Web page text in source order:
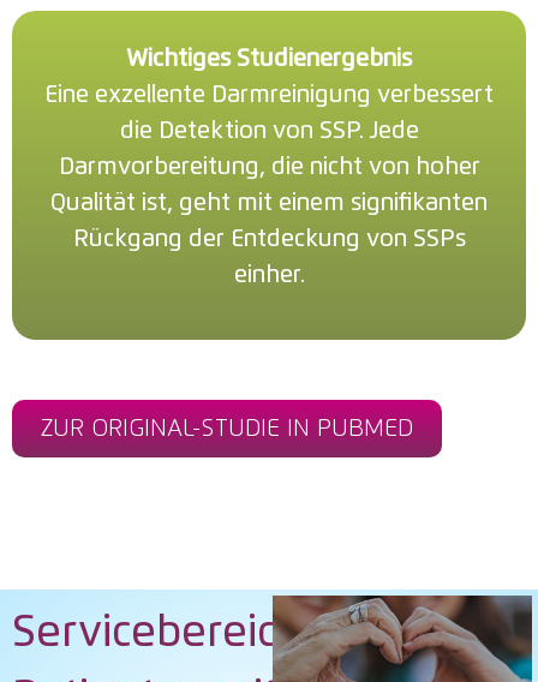
Wichtiges Studienergebnis
Eine exzellente Darmreinigung verbessert
die Detektion von SSP. Jede
Darmvorbereitung, die nicht von hoher
Qualität ist, geht mit einem signifikanten
Rückgang der Entdeckung von SSPs
einher.
ZUR ORIGINAL-STUDIE IN PUBMED
Servicebereich